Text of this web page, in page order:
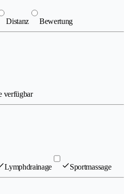
Distanz Bewertung
verfügbar
Lymphdrainage Sportmassage